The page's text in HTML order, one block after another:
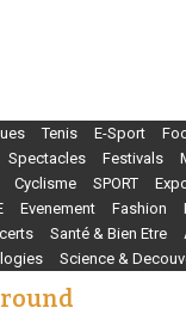
Tenis E-Sport
Spectacles Festivals
Cyclisme SPORT
Evenement Fashion
Santé & Bien Etre
Science &